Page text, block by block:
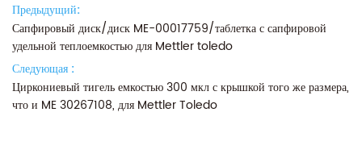
Предыдущий:
Сапфировый диск/диск ME-00017759/таблетка с сапфировой
удельной теплоемкостью для Mettler toledo
Следующая :
Циркониевый тигель емкостью 300 мкл с крышкой того же размера,
что и ME 30267108, для Mettler Toledo